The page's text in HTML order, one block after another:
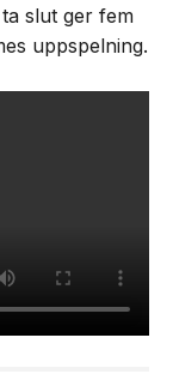
slut ger fem
uppspelning.